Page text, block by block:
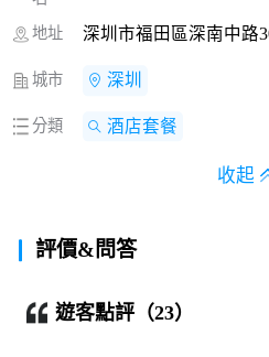
地址 深圳市福田區深南中路
城市 深圳
分類 酒店套餐
收起
評價&問答
遊客點評（23）